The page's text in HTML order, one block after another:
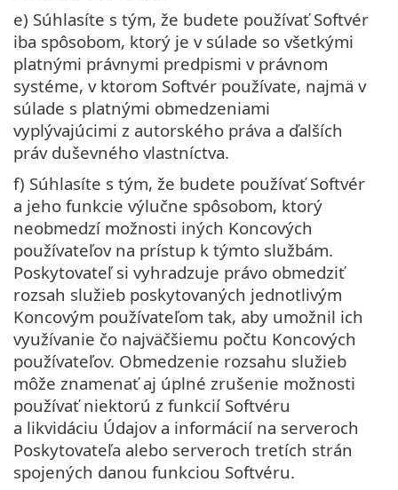
e) Súhlasíte s tým, že budete používať Softvér
iba spôsobom, ktorý je v súlade so všetkými
platnými právnymi predpismi v právnom
systéme, v ktorom Softvér používate, najmä v
súlade s platnými obmedzeniami
vyplývajúcimi z autorského práva a ďalších
práv duševného vlastníctva.
f) Súhlasíte s tým, že budete používať Softvér
a jeho funkcie výlučne spôsobom, ktorý
neobmedzí možnosti iných Koncových
používateľov na prístup k týmto službám.
Poskytovateľ si vyhradzuje právo obmedziť
rozsah služieb poskytovaných jednotlivým
Koncovým používateľom tak, aby umožnil ich
využívanie čo najväčšiemu počtu Koncových
používateľov. Obmedzenie rozsahu služieb
môže znamenať aj úplné zrušenie možnosti
používať niektorú z funkcií Softvéru
a likvidáciu Údajov a informácií na serveroch
Poskytovateľa alebo serveroch tretích strán
spojených danou funkciou Softvéru.